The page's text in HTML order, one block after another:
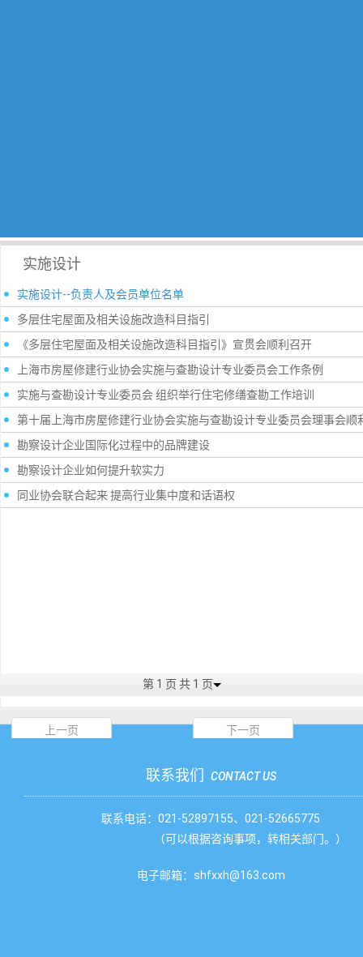
实施设计
实施设计--负责人及会员单位名单
多层住宅屋面及相关设施改造科目指引
《多层住宅屋面及相关设施改造科目指引》宣贯会顺利召开
上海市房屋修建行业协会实施与查勘设计专业委员会工作条例
实施与查勘设计专业委员会 组织举行住宅修缮查勘工作培训
第十届上海市房屋修建行业协会实施与查勘设计专业委员会理事会顺
勘察设计企业国际化过程中的品牌建设
勘察设计企业如何提升软实力
同业协会联合起来 提高行业集中度和话语权
第 1 页 共 1 页
上一页 下一页
联系我们 CONTACT US
联系电话：021-52897155、021-52665775
（可以根据咨询事项，转相关部门。）
电子邮箱：shfxxh@163.com